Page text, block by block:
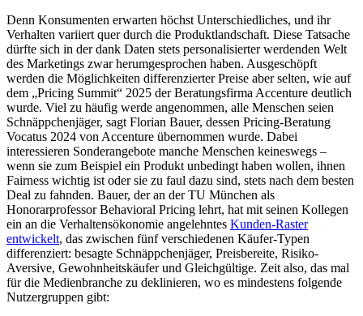
Denn Konsumenten erwarten höchst Unterschiedliches, und ihr
Verhalten variiert quer durch die Produktlandschaft. Diese Tatsache
dürfte sich in der dank Daten stets personalisierter werdenden Welt
des Marketings zwar herumgesprochen haben. Ausgeschöpft
werden die Möglichkeiten differenzierter Preise aber selten, wie auf
dem „Pricing Summit“ 2025 der Beratungsfirma Accenture deutlich
wurde. Viel zu häufig werde angenommen, alle Menschen seien
Schnäppchenjäger, sagt Florian Bauer, dessen Pricing-Beratung
Vocatus 2024 von Accenture übernommen wurde. Dabei
interessieren Sonderangebote manche Menschen keineswegs –
wenn sie zum Beispiel ein Produkt unbedingt haben wollen, ihnen
Fairness wichtig ist oder sie zu faul dazu sind, stets nach dem besten
Deal zu fahnden. Bauer, der an der TU München als
Honorarprofessor Behavioral Pricing lehrt, hat mit seinen Kollegen
ein an die Verhaltensökonomie angelehntes Kunden-Raster
entwickelt, das zwischen fünf verschiedenen Käufer-Typen
differenziert: besagte Schnäppchenjäger, Preisbereite, Risiko-
Aversive, Gewohnheitskäufer und Gleichgültige. Zeit also, das mal
für die Medienbranche zu deklinieren, wo es mindestens folgende
Nutzergruppen gibt: